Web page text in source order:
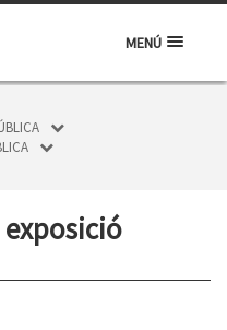
MENÚ